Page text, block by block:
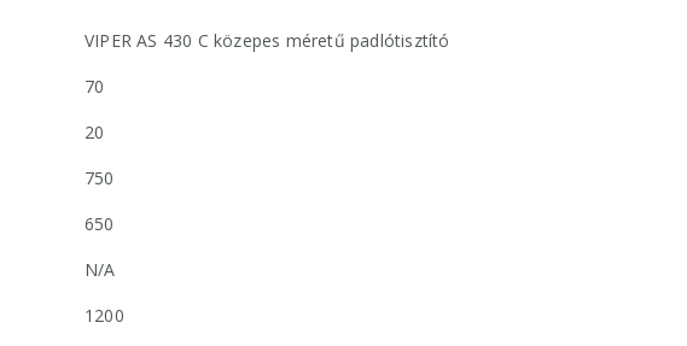
VIPER AS 430 C közepes méretű padlótisztító
70
20
750
650
N/A
1200